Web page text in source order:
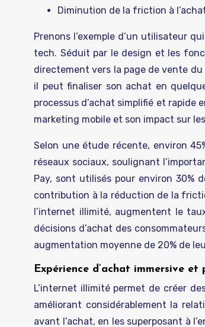
Diminution de la friction à
Prenons l’exemple d’un utilisateur
tech. Séduit par le design et les
directement vers la page de vente
il peut finaliser son achat en
processus d’achat simplifié et rapide
marketing mobile et son impact sur
Selon une étude récente, environ
réseaux sociaux, soulignant
Pay, sont utilisés pour environ 30%
contribution à la réduction de la
l’internet illimité, augmentent le
décisions d’achat des
augmentation moyenne de 20% de
Expérience d’achat immersive et
L’internet illimité permet de créer
améliorant considérablement la
avant l’achat, en les superposant à